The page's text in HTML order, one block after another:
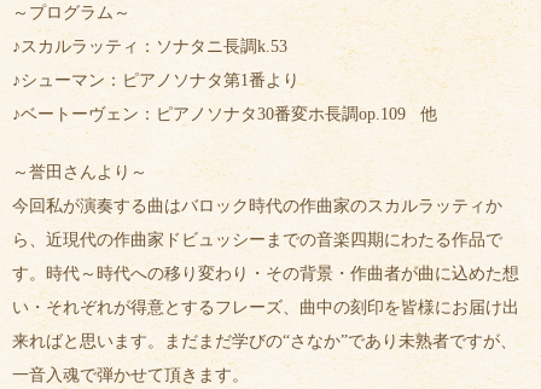
～プログラム～
♪スカルラッティ：ソナタニ長調k.53
♪シューマン：ピアノソナタ第1番より
♪ベートーヴェン：ピアノソナタ30番変ホ長調op.109 他
～誉田さんより～
今回私が演奏する曲はバロック時代の作曲家のスカルラッティか
ら、近現代の作曲家ドビュッシーまでの音楽四期にわたる作品で
す。時代～時代への移り変わり・その背景・作曲者が曲に込めた想
い・それぞれが得意とするフレーズ、曲中の刻印を皆様にお届け出
来ればと思います。まだまだ学びの“さなか”であり未熟者ですが、
一音入魂で弾かせて頂きます。